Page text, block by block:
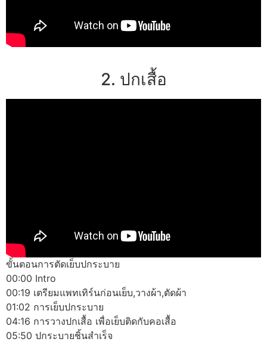
2. ปกเสื้อ
ขั้นตอนการตัดเย็บปกระบาย
00:00 Intro
00:19 เตรียมแพทเทิร์นก่อนเย็บ,วางผ้า,ตัดผ้า
01:02 การเย็บปกระบาย
04:16 การวางปกเสื้อ เพื่อเย็บติดกับคอเสื้อ
05:50 ปกระบายชิ้นสำเร็จ